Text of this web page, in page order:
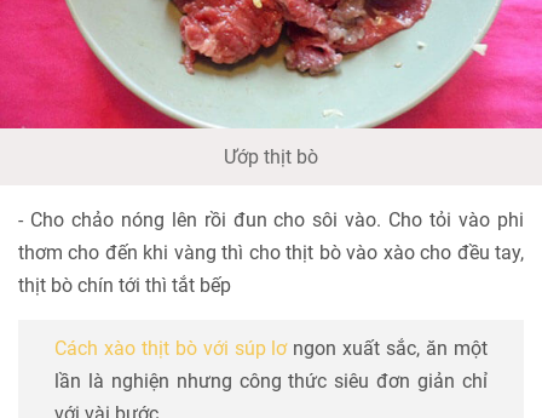
Ướp thịt bò
- Cho chảo nóng lên rồi đun cho sôi vào. Cho tỏi vào phi
thơm cho đến khi vàng thì cho thịt bò vào xào cho đều tay,
thịt bò chín tới thì tắt bếp
Cách xào thịt bò với súp lơngon xuất sắc, ăn một
lần là nghiện nhưng công thức siêu đơn giản chỉ